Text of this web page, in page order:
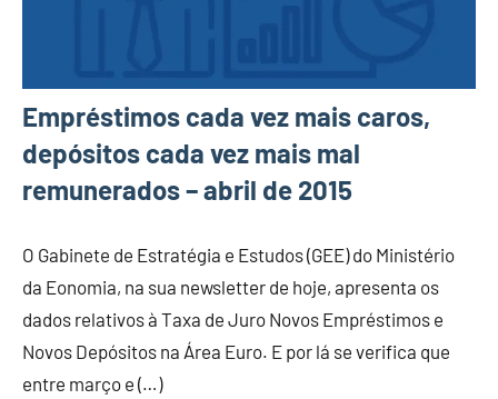
Empréstimos cada vez mais caros,
depósitos cada vez mais mal
remunerados – abril de 2015
O Gabinete de Estratégia e Estudos (GEE) do Ministério
da Eonomia, na sua newsletter de hoje, apresenta os
dados relativos à Taxa de Juro Novos Empréstimos e
Novos Depósitos na Área Euro. E por lá se verifica que
entre março e (…)